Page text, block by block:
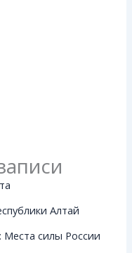
Алтай
Места силы России